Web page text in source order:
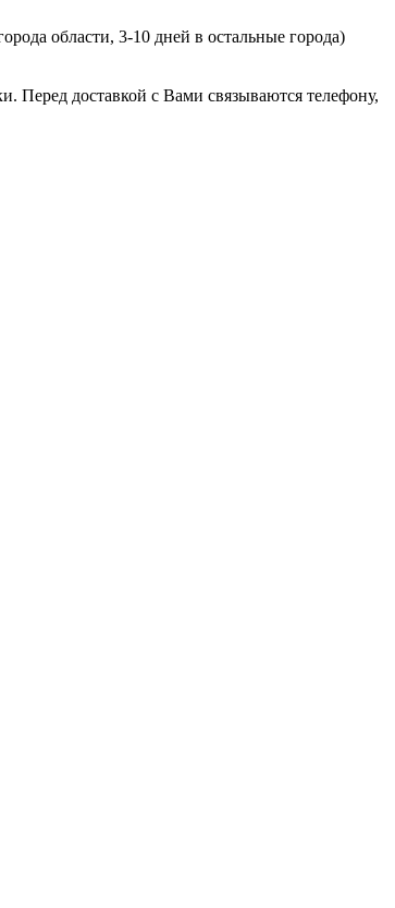
области, 3-10 дней в остальные города)
Перед доставкой с Вами связываются телефону,